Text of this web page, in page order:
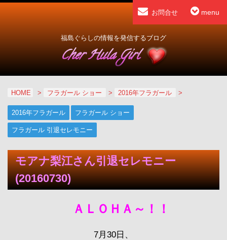
menu
お問合せ
福島ぐらしの情報を発信するブログ
HOME > フラガール ショー > 2016年フラガール >
2016年フラガール フラガール ショー
フラガール 引退セレモニー
モアナ梨江さん引退セレモニー
(20160730)
ＡＬＯＨＡ～！！
7月30日、